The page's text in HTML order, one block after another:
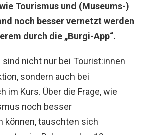
Tourismus und (Museums-)
noch besser vernetzt werden
durch die „Burgi-App“.
nicht nur bei Tourist:innen
sondern auch bei
im Kurs. Über die Frage, wie
noch besser
können, tauschten sich